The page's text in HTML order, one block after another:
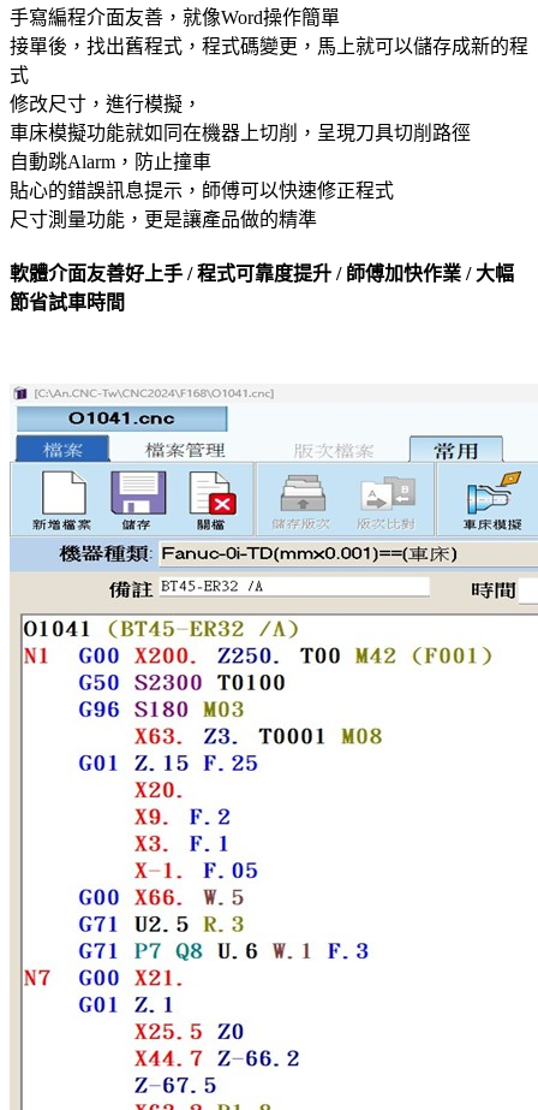
手寫編程介面友善，就像Word操作簡單
接單後，找出舊程式，程式碼變更，馬上就可以儲存成新的程
式
修改尺寸，進行模擬，
車床模擬功能就如同在機器上切削，呈現刀具切削路徑
自動跳Alarm，防止撞車
貼心的錯誤訊息提示，師傅可以快速修正程式
尺寸測量功能，更是讓產品做的精準
軟體介面友善好上手 / 程式可靠度提升 / 師傅加快作業 / 大幅
節省試車時間